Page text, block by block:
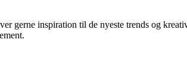
gerne inspiration til de nyeste trends og